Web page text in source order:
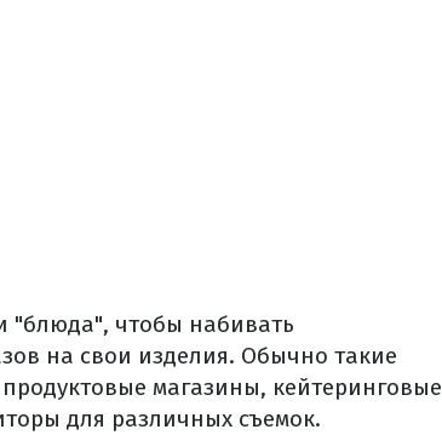
"блюда", чтобы набивать
на свои изделия. Обычно такие
магазины, кейтеринговые
для различных съемок.